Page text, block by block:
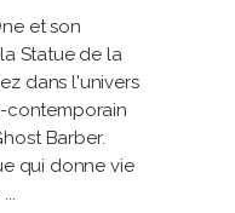
et son
Statue de la
dans l'univers
contemporain
Barber.
qui donne vie